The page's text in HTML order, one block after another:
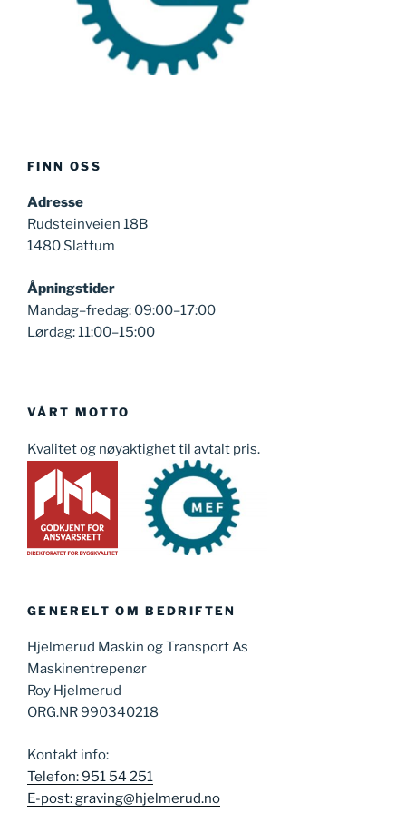
FINN OSS
Adresse
Rudsteinveien 18B
1480 Slattum
Åpningstider
Mandag–fredag: 09:00–17:00
Lørdag: 11:00–15:00
VÅRT MOTTO
Kvalitet og nøyaktighet til avtalt pris.
GENERELT OM BEDRIFTEN
Hjelmerud Maskin og Transport As
Maskinentrepenør
Roy Hjelmerud
ORG.NR 990340218
Kontakt info:
Telefon: 951 54 251
E-post: graving@hjelmerud.no